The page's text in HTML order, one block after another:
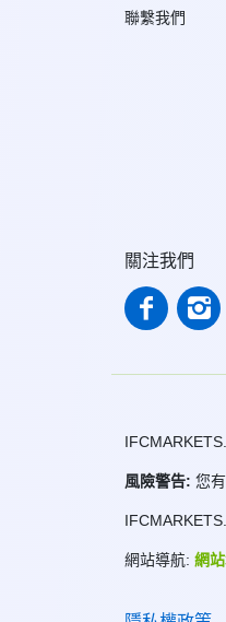
聯繫我們
關注我們
風險警告: 您
網站導航: 網